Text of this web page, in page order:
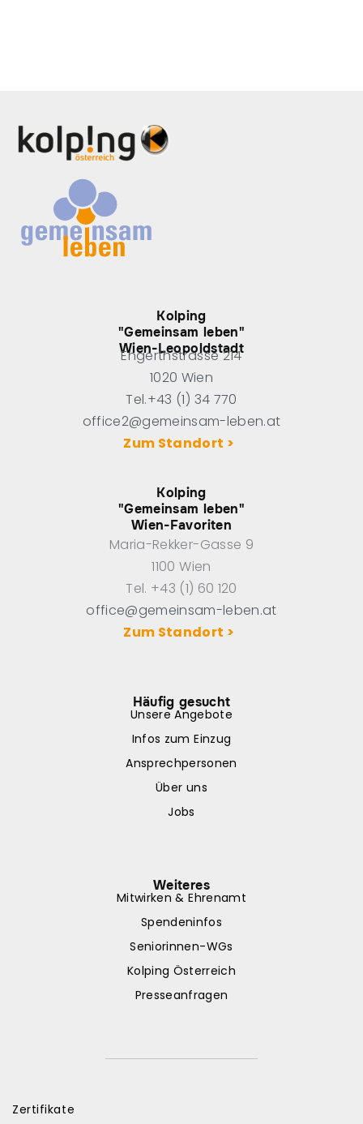
Kolping
"Gemeinsam leben"
Wien-Leopoldstadt
Engerthstrasse 214
1020 Wien
Tel.+43 (1) 34 770
office2@gemeinsam-leben.at
Zum Standort >
Kolping
"Gemeinsam leben"
Wien-Favoriten
Maria-Rekker-Gasse 9
1100 Wien
Tel. +43 (1) 60 120
office@gemeinsam-leben.at
Zum Standort >
Häufig gesucht
Unsere Angebote
Infos zum Einzug
Ansprechpersonen
Über uns
Jobs
Weiteres
Mitwirken & Ehrenamt
Spendeninfos
Seniorinnen-WGs
Kolping Österreich
Presseanfragen
Zertifikate